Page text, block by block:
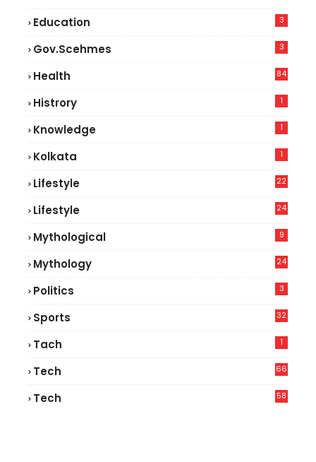
Education
3
Gov.scehmes 3
Health
84
Histrory 1
Knowledge 1
Kolkata 1
Lifestyle
22
Lifestyle
24
Mythological 9
Mythology 24
Politics 3
Sports 32
Tach 1
Tech
66
Tech
58